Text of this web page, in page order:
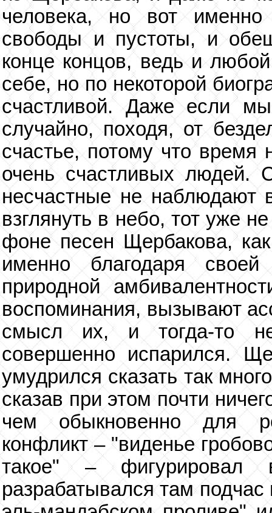
человека, но вот
свободы и пустоты, и
конце концов, ведь и
себе, но по некоторой
счастливой. Даже если
случайно, походя, от
счастье, потому что время
очень счастливых людей.
несчастные не наблюдают
взглянуть в небо, тот уже
фоне песен Щербакова,
именно благодаря своей
природной
воспоминания, вызывают
смысл их, и тогда-то
совершенно испарился.
умудрился сказать так
сказав при этом почти
чем обыкновенно для
конфликт – "виденье
такое" –
разрабатывался там